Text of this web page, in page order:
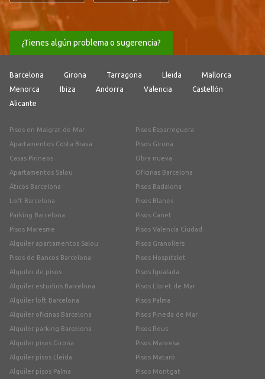
¿Tienes algún problema o sugerencia?
Barcelona Girona Tarragona Lleida
Mallorca
Menorca
Ibiza Andorra Valencia
Castellón
Alicante
Pisos en Malgrat de Mar
Apartamentos Costa Brava
Casas Pirineos
Apartamentos Salou
Áticos Barcelona
Loft Barcelona
Parking Barcelona
Pisos Maresme
Alquiler apartamentos Salou
Pisos de Bancos Barcelona
Alquiler de pisos
Alquiler estudios Barcelona
Alquiler loft Barcelona
Alquiler oficinas Barcelona
Alquiler parking Barcelona
Alquiler pisos Girona
Alquiler pisos Lleida
Alquiler pisos Palma
Pisos Esparreguera
Pisos Girona
Obra nueva
Oficinas Barcelona
Pisos Badalona
Pisos Blanes
Pisos Canet
Pisos Valencia Ciudad
Pisos Granollers
Pisos Hospitalet
Pisos Igualada
Pisos Lloret de Mar
Pisos Palma
Pisos Pineda de Mar
Pisos Reus
Pisos Manresa
Pisos Mataró
Pisos Montgat